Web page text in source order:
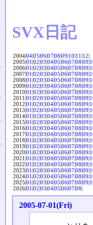
SVX日記
2004|04|05|06|07|08|09|10|11|12|
2005|01|02|03|04|05|06|07|08|09|
2006|01|02|03|04|05|06|07|08|09|
2007|01|02|03|04|05|06|07|08|09|
2008|01|02|03|04|05|06|07|08|09|
2009|01|02|03|04|05|06|07|08|09|
2010|01|02|03|04|05|06|07|08|09|
2011|01|02|03|04|05|06|07|08|09|
2012|01|02|03|04|05|06|07|08|09|
2013|01|02|03|04|05|06|07|08|09|
2014|01|02|03|04|05|06|07|08|09|
2015|01|02|03|04|05|06|07|08|09|
2016|01|02|03|04|05|06|07|08|09|
2017|01|02|03|04|05|06|07|08|09|
2018|01|02|03|04|05|06|07|08|09|
2019|01|02|03|04|05|06|07|08|09|
2020|01|02|03|04|05|06|07|08|09|
2021|01|02|03|04|05|06|07|08|09|
2022|01|02|03|04|05|06|07|08|09|
2023|01|02|03|04|05|06|07|08|09|
2024|01|02|03|04|05|06|07|08|09|
2025|01|02|03|04|05|06|07|08|09|
2026|01|02|03|04|05|06|07|08|
2005-07-01(Fri)